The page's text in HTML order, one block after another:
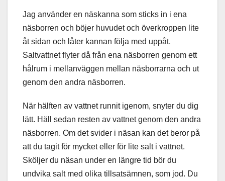
Jag använder en näskanna som sticks in i ena
näsborren och böjer huvudet och överkroppen lite
åt sidan och låter kannan följa med uppåt.
Saltvattnet flyter då från ena näsborren genom ett
hålrum i mellanväggen mellan näsborrarna och ut
genom den andra näsborren.
När hälften av vattnet runnit igenom, snyter du dig
lätt. Häll sedan resten av vattnet genom den andra
näsborren. Om det svider i näsan kan det beror på
att du tagit för mycket eller för lite salt i vattnet.
Sköljer du näsan under en längre tid bör du
undvika salt med olika tillsatsämnen, som jod. Du